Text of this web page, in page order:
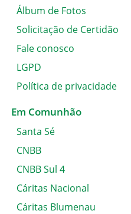
Álbum de Fotos
Solicitação de Certidão
Fale conosco
LGPD
Política de privacidade
Em Comunhão
Santa Sé
CNBB
CNBB Sul 4
Cáritas Nacional
Cáritas Blumenau